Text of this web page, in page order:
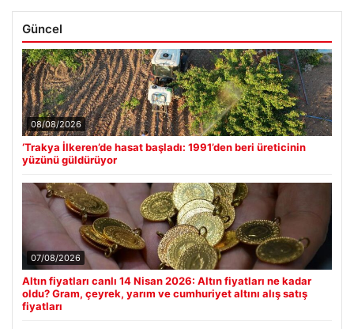
Güncel
08/08/2026
‘Trakya İlkeren’de hasat başladı: 1991’den beri üreticinin
yüzünü güldürüyor
07/08/2026
Altın fiyatları canlı 14 Nisan 2026: Altın fiyatları ne kadar
oldu? Gram, çeyrek, yarım ve cumhuriyet altını alış satış
fiyatları